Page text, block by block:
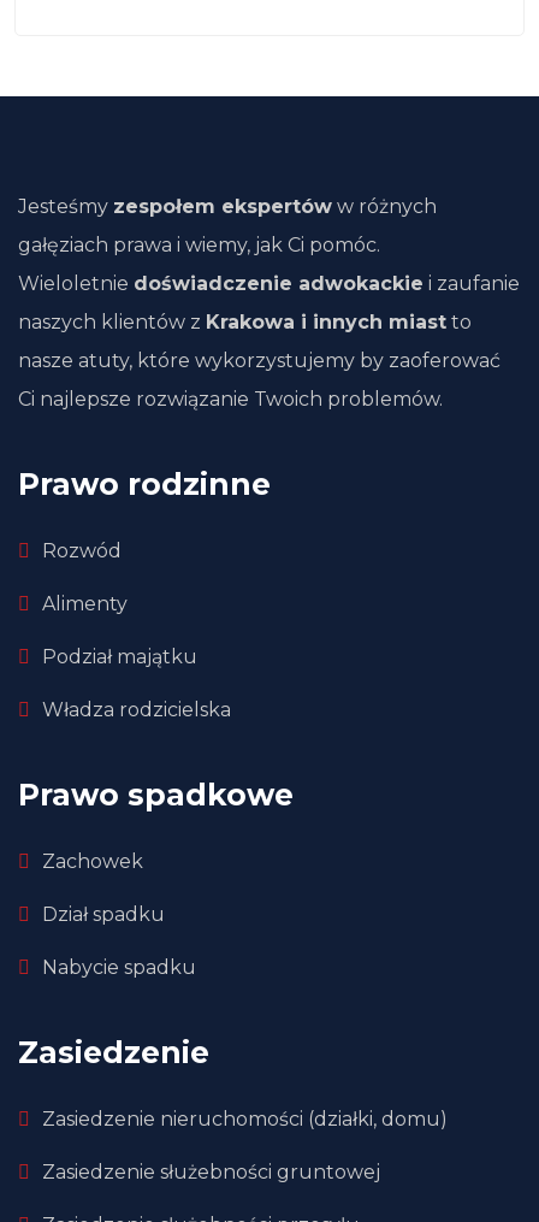
Jesteśmy zespołem ekspertów w różnych
gałęziach prawa i wiemy, jak Ci pomóc.
Wieloletnie doświadczenie adwokackie i zaufanie
naszych klientów z Krakowa i innych miast to
nasze atuty, które wykorzystujemy by zaoferować
Ci najlepsze rozwiązanie Twoich problemów.
Prawo rodzinne
Rozwód
Alimenty
Podział majątku
Władza rodzicielska
Prawo spadkowe
Zachowek
Dział spadku
Nabycie spadku
Zasiedzenie
Zasiedzenie nieruchomości (działki, domu)
Zasiedzenie służebności gruntowej